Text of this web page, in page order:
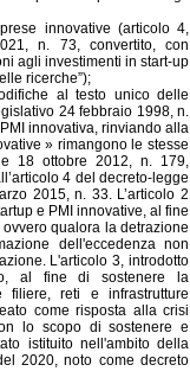
innovative (articolo 4,
n. 73, convertito, con
agli investimenti in start-up
ricerche”);
al testo unico delle
24 febbraio 1998, n.
innovativa, rinviando alla
» rimangono le stesse
18 ottobre 2012, n. 179,
4 del decreto-legge
2015, n. 33. L’articolo 2
e PMI innovative, al fine
qualora la detrazione
dell'eccedenza non
L'articolo 3, introdotto
al fine di sostenere la
filiere, reti e infrastrutture
come risposta alla crisi
lo scopo di sostenere e
istituito nell'ambito della
2020, noto come decreto